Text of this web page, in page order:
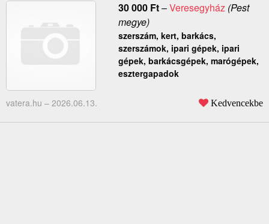
30 000 Ft–Veresegyház(Pest
megye)
szerszám, kert, barkács,
szerszámok, ipari gépek, ipari
gépek, barkácsgépek, marógépek,
esztergapadok
vatera.hu – 2026.06.13. Kedvencekbe